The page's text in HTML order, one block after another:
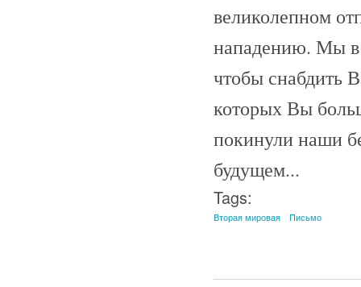
великолепном
нападению. Мы в
чтобы снабдить
которых Вы
покинули наши
будущем...
Tags:
Вторая мировая Письмо